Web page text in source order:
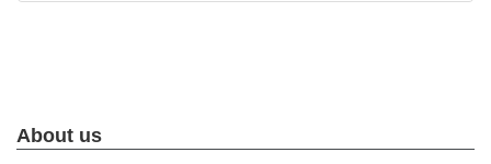
About us